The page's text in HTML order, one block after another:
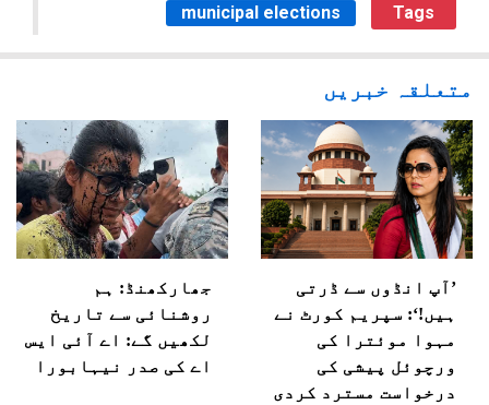
municipal elections
Tags
متعلقہ خبریں
’آپ انڈوں سے ڈرتی
ہیں!‘: سپریم کورٹ نے
مہوا موئترا کی
ورچوئل پیشی کی
درخواست مسترد کردی
جھارکھنڈ: ہم
روشنائی سے تاریخ
لکھیں گے: اے آئی ایس
اے کی صدر نیہابورا